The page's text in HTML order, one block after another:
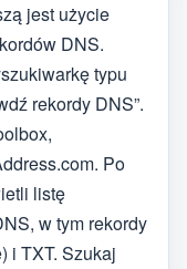
jest użycie
DNS.
typu
rekordy DNS”.
Po
listę
w tym rekordy
i TXT. Szukaj